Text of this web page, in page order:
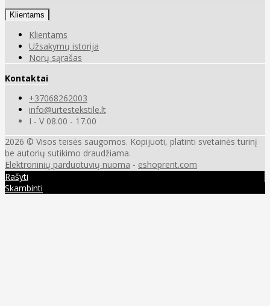
Klientams
Klientams
Užsakymų istorija
Norų sąrašas
Kontaktai
+37068262003
info@urtestekstile.lt
I - V 08.00 - 17.00
2026 © Visos teisės saugomos. Kopijuoti, platinti svetainės turinį
be autorių sutikimo draudžiama.
Elektroninių parduotuvių nuoma - eshoprent.com
Rašyti
Skambinti